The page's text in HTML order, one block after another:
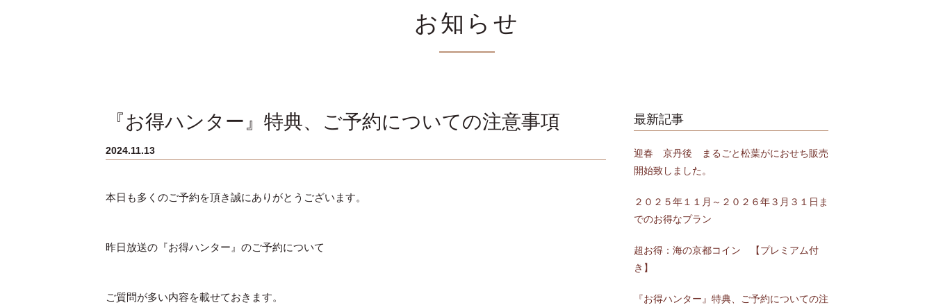
お知らせ
『お得ハンター』特典、ご予約についての注意事項
2024.11.13
本日も多くのご予約を頂き誠にありがとうございます。
昨日放送の『お得ハンター』のご予約について
ご質問が多い内容を載せておきます。
最新記事
迎春 京丹後 まるごと松葉がにおせち販売
開始致しました。
２０２５年１１月～２０２６年３月３１日ま
でのお得なプラン
超お得：海の京都コイン 【プレミアム付
き】
『お得ハンター』特典、ご予約についての注